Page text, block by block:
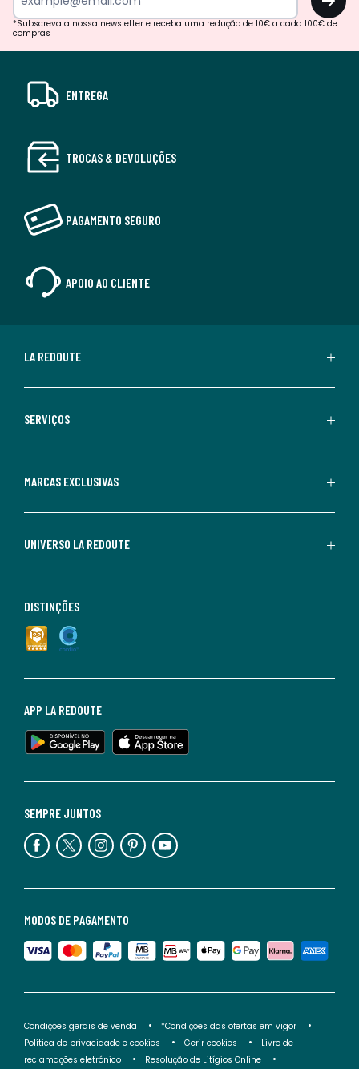
*Subscreva a nossa newsletter e receba uma redução de 10€ a cada 100€ de
compras
ENTREGA
TROCAS & DEVOLUÇÕES
PAGAMENTO SEGURO
APOIO AO CLIENTE
LA REDOUTE
SERVIÇOS
MARCAS EXCLUSIVAS
UNIVERSO LA REDOUTE
MODOS DE PAGAMENTO
SEMPRE JUNTOS
APP LA REDOUTE
DISTINÇÕES
Condições gerais de venda
*Condições das ofertas em vigor
Política de privacidade e cookies
Gerir cookies
Livro de
reclamações eletrónico
Resolução de Litígios Online